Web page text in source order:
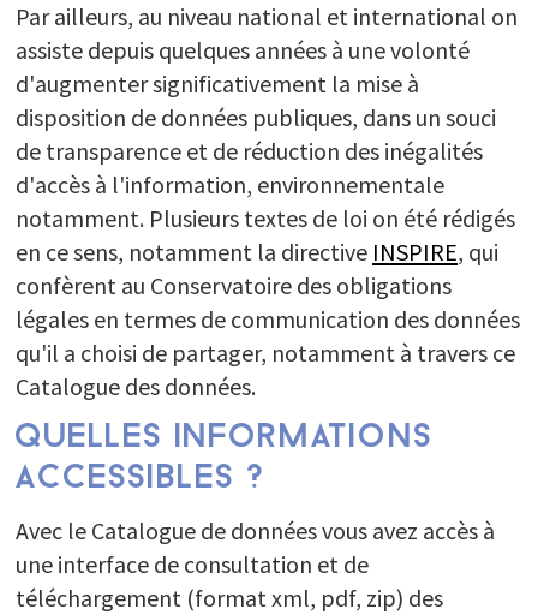
Par ailleurs, au niveau national et international on
assiste depuis quelques années à une volonté
d'augmenter significativement la mise à
disposition de données publiques, dans un souci
de transparence et de réduction des inégalités
d'accès à l'information, environnementale
notamment. Plusieurs textes de loi on été rédigés
en ce sens, notamment la directive INSPIRE, qui
confèrent au Conservatoire des obligations
légales en termes de communication des données
qu'il a choisi de partager, notamment à travers ce
Catalogue des données.
QUELLES INFORMATIONS
ACCESSIBLES ?
Avec le Catalogue de données vous avez accès à
une interface de consultation et de
téléchargement (format xml, pdf, zip) des